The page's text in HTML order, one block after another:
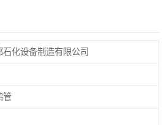
化设备制造有限公司
管